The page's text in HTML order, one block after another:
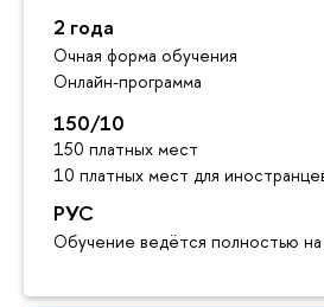
2 года
Очная форма обучения
Онлайн-программа
150/10
150 платных мест
10 платных мест для
РУС
Обучение ведётся полностью на